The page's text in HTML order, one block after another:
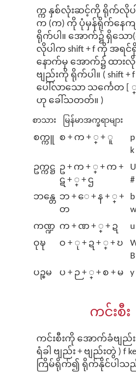
က္က နှစ်လုံးဆင့်ကို ရိုက်လိုပ
က (က) ကို ပုံမှန်ရိုက်နေက
ရိုက်ပါ။ အောက်၌ ရှိသေ
လိုပါက shift + f ကို အရင်
နောက်မှ အောက်၌ ထား
ဗျည်းကို ရိုက်ပါ။ ( shift +
ပေါ်လာသော သ​င်္ကေတ [
ဟု ခေါ်သတတ်။ )
စာသား မြန်မာအက္ခရာများ
စက္ကူ
စ + က + ္ + ူ
k
ဥက္ကဋ္ဌ ဥ + က + ္ + က +
ဋ + ္ + ဌ
#
ဘန္တေ ဘ + ⁠ေ + န + ္ +
တ
ကဏ္ဍ က + ဏ + ္ + ဍ
ဝုဍ္ဎ
ဝ + ု + ဍ + ္ + ဎ
B
ပဉ္စမ
ပ + ဉ + ္ + စ + မ y
ကင်းစီး
ကင်းစီးကို အောက်ခံဗျည်း
ရံခါ ဗျည်း + ဗျည်းတွဲ ) f
ကြိမ်ရိုက်၍ ရိုက်နိုင်ပါသ